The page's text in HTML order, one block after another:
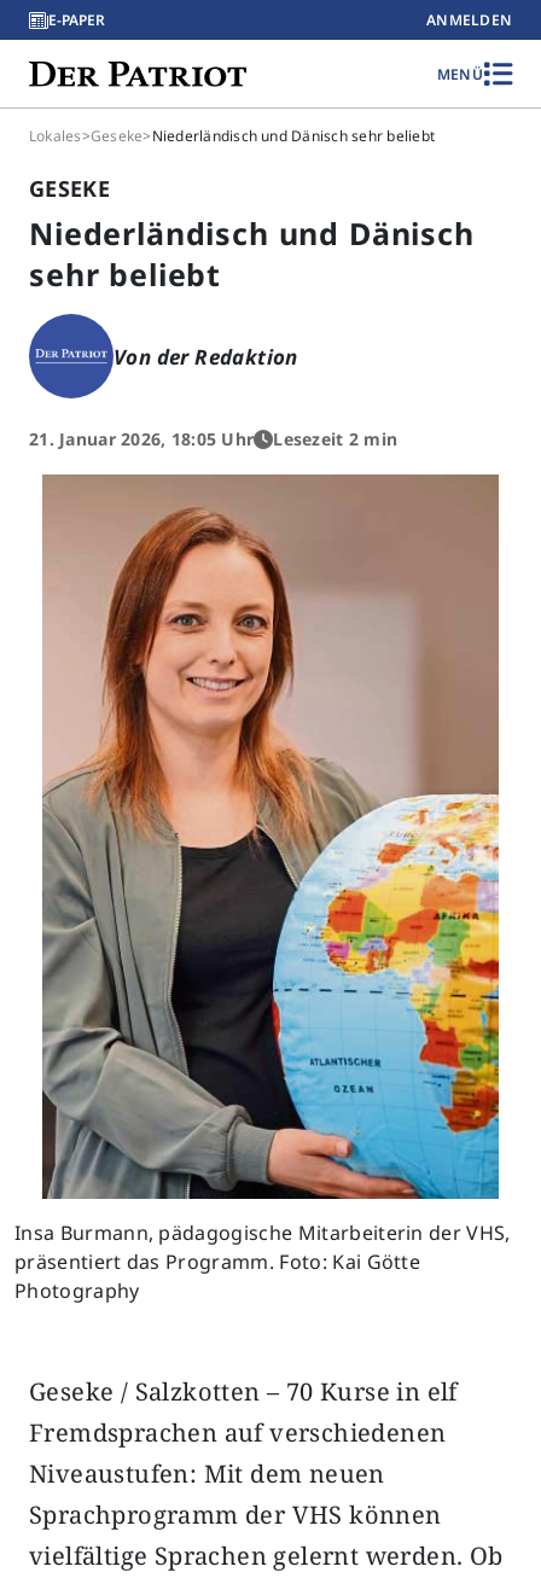
E-PAPER ANMELDEN
MENÜ
Lokales>Geseke>Niederländisch und Dänisch sehr beliebt
GESEKE
Niederländisch und Dänisch
sehr beliebt
Von der Redaktion
21. Januar 2026, 18:05 Uhr Lesezeit 2 min
Insa Burmann, pädagogische Mitarbeiterin der VHS,
präsentiert das Programm. Foto: Kai Götte
Photography
Geseke / Salzkotten – 70 Kurse in elf
Fremdsprachen auf verschiedenen
Niveaustufen: Mit dem neuen
Sprachprogramm der VHS können
vielfältige Sprachen gelernt werden. Ob